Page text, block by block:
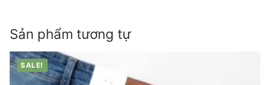
Sản phẩm tương tự
SALE!